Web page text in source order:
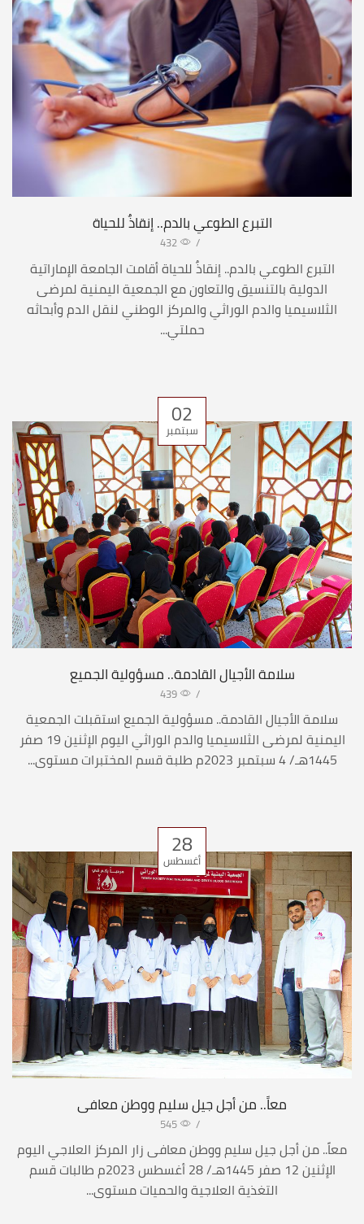
التبرع الطوعي بالدم.. إنقاذٌ للحياة
/
432
التبرع الطوعي بالدم.. إنقاذٌ للحياة أقامت الجامعة الإماراتية
الدولية بالتنسيق والتعاون مع الجمعية اليمنية لمرضى
الثلاسيميا والدم الوراثي والمركز الوطني لنقل الدم وأبحاثه
حملتي...
02
سبتمبر
سلامة الأجيال القادمة.. مسؤولية الجميع
/
439
سلامة الأجيال القادمة.. مسؤولية الجميع استقبلت الجمعية
اليمنية لمرضى الثلاسيميا والدم الوراثي اليوم الإثنين 19 صفر
1445هـ/ 4 سبتمبر 2023م طلبة قسم المختبرات مستوى...
28
أغسطس
معاً.. من أجل جيل سليم ووطن معافى
/
545
معاً.. من أجل جيل سليم ووطن معافى زار المركز العلاجي اليوم
الإثنين 12 صفر 1445هـ/ 28 أغسطس 2023م طالبات قسم
التغذية العلاجية والحميات مستوى...